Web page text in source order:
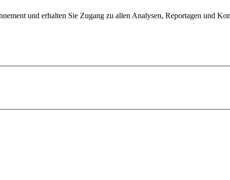
und erhalten Sie Zugang zu allen Analysen, Reportagen und